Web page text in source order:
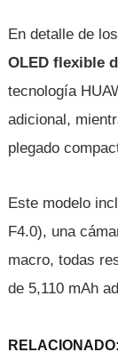
En detalle de
OLED flexible
tecnología
adicional,
plegado
Este modelo
F4.0), una
macro, todas
de 5,110 mAh
RELACIONADO: